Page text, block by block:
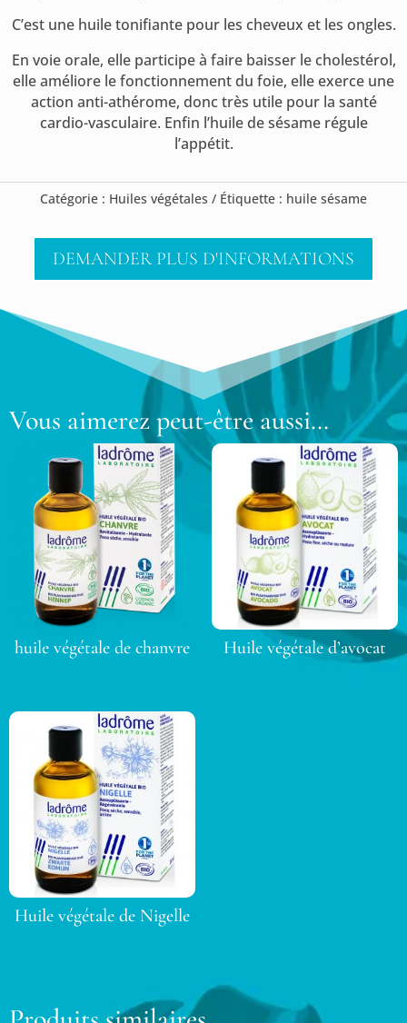
C’est une huile tonifiante pour les cheveux et les ongles.
En voie orale, elle participe à faire baisser le cholestérol,
elle améliore le fonctionnement du foie, elle exerce une
action anti-athérome, donc très utile pour la santé
cardio-vasculaire. Enfin l’huile de sésame régule
l’appétit.
Catégorie : Huiles végétales Étiquette : huile sésame
DEMANDER PLUS D'INFORMATIONS
Vous aimerez peut-être aussi…
huile végétale de chanvre Huile végétale d’avocat
Huile végétale de Nigelle